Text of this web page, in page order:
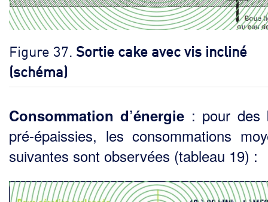
Figure 37. Sortie cake avec vis incliné
(schéma)
Consommation d’énergie : pour des
pré-épaissies, les consommations
suivantes sont observées (tableau 19) :